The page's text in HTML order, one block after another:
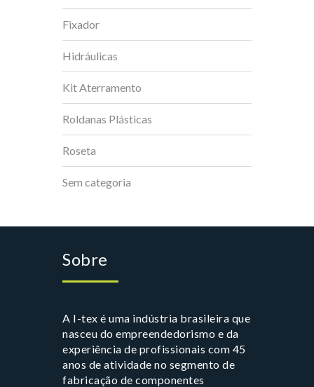
Fixador
Hidráulicas
Kit Aterramento
Roldanas Plásticas
Roseta
Sem categoria
Sobre
A I-tex é uma indústria brasileira que
nasceu do empreendedorismo e da
experiência de profissionais com 45
anos de atividade no segmento de
fabricação de componentes